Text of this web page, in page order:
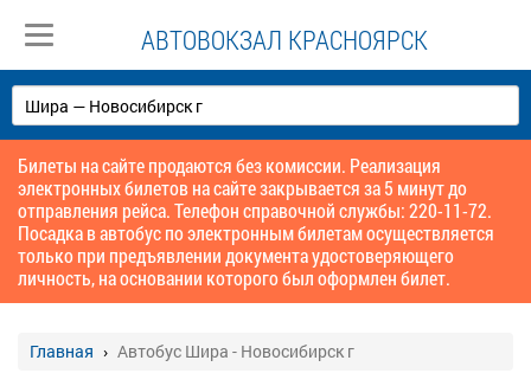
АВТОВОКЗАЛ КРАСНОЯРСК
Билеты на сайте продаются без комиссии. Реализация
электронных билетов на сайте закрывается за 5 минут до
отправления рейса. Телефон справочной службы: 220-11-72.
Посадка в автобус по электронным билетам осуществляется
только при предъявлении документа удостоверяющего
личность, на основании которого был оформлен билет.
Главная Автобус Шира - Новосибирск г